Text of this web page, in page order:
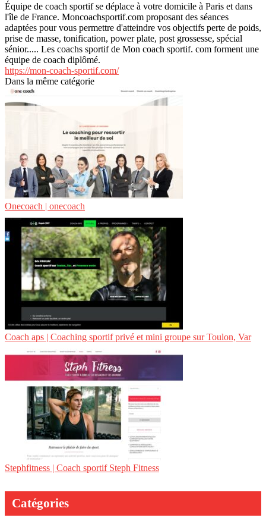
Équipe de coach sportif se déplace à votre domicile à Paris et dans
l'île de France. Moncoachsportif.com proposant des séances
adaptées pour vous permettre d'atteindre vos objectifs perte de poids,
prise de masse, tonification, power plate, post grossesse, spécial
sénior..... Les coachs sportif de Mon coach sportif. com forment une
équipe de coach diplômé.
https://mon-coach-sportif.com/
Dans la même catégorie
Onecoach | onecoach
Coach aps | Coaching sportif privé et mini groupe sur Toulon, Var
Stephfit­ness | Coach sportif Steph Fitness
Catégories